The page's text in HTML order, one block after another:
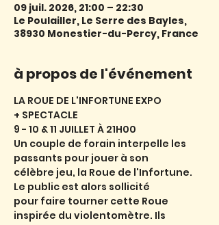
09 juil. 2026, 21:00 – 22:30
Le Poulailler, Le Serre des Bayles,
38930 Monestier-du-Percy, France
à propos de l'événement
LA ROUE DE L'INFORTUNE EXPO
+ SPECTACLE
9 - 10 & 11 JUILLET À 21H00
Un couple de forain interpelle les
passants pour jouer à son
célèbre jeu, la Roue de l'Infortune.
Le public est alors sollicité
pour faire tourner cette Roue
inspirée du violentomètre. Ils